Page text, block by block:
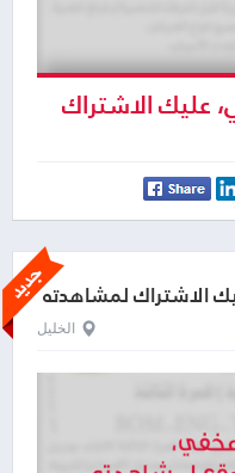
عليك الاشتراك
الاشتراك لمشاهدته
الخليل